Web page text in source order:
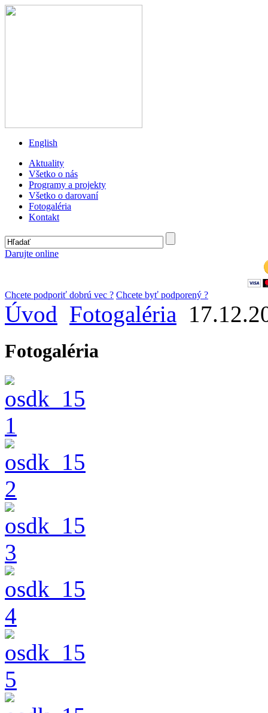
English
Aktuality
Všetko o nás
Programy a projekty
Všetko o darovaní
Fotogaléria
Kontakt
Darujte online
Chcete podporiť dobrú vec ? Chcete byť podporený ?
Úvod Fotogaléria
Fotogaléria